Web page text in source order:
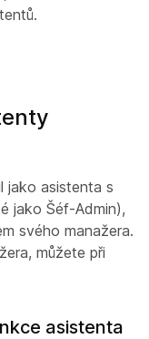
jako asistenta s
jako Šéf-Admin),
svého manažera.
můžete při
asistenta